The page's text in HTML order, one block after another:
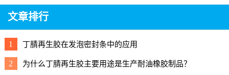
文章排行
1 丁腈再生胶在发泡密封条中的应用
2 为什么丁腈再生胶主要用途是生产耐油橡胶制品？